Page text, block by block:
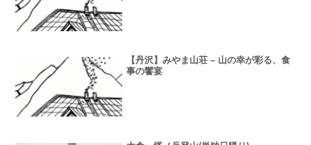
【丹沢】みやま山荘 – 山の幸が彩る、食
事の饗宴